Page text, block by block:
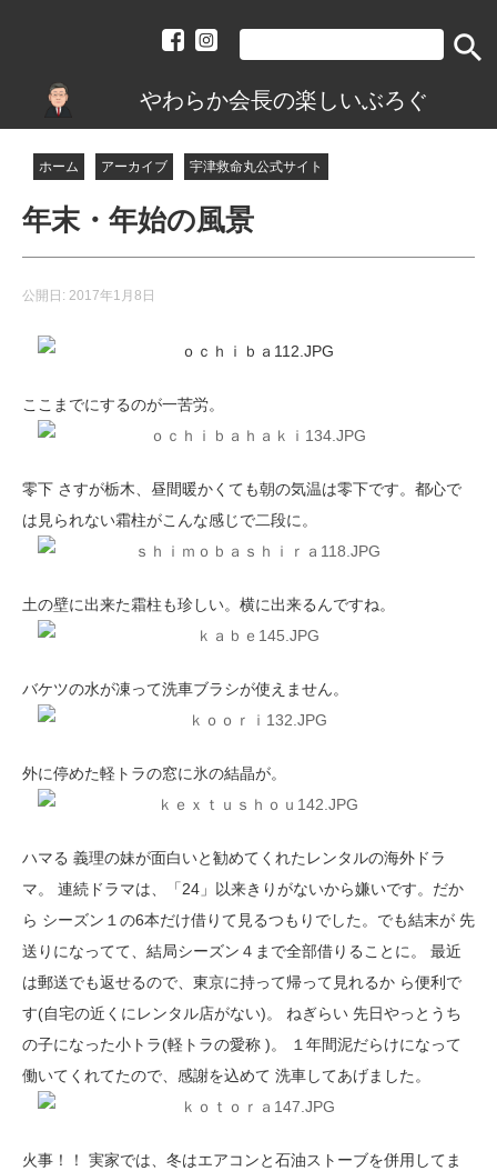
search
やわらか会長の楽しいぶろぐ
ホーム アーカイブ 宇津救命丸公式サイト
年末・年始の風景
公開日: 2017年1月8日
ここまでにするのが一苦労。
零下 さすが栃木、昼間暖かくても朝の気温は零下です。都心で
は見られない霜柱がこんな感じで二段に。
土の壁に出来た霜柱も珍しい。横に出来るんですね。
バケツの水が凍って洗車ブラシが使えません。
外に停めた軽トラの窓に氷の結晶が。
ハマる 義理の妹が面白いと勧めてくれたレンタルの海外ドラ
マ。 連続ドラマは、「24」以来きりがないから嫌いです。だか
ら シーズン１の6本だけ借りて見るつもりでした。でも結末が 先
送りになってて、結局シーズン４まで全部借りることに。 最近
は郵送でも返せるので、東京に持って帰って見れるか ら便利で
す(自宅の近くにレンタル店がない)。 ねぎらい 先日やっとうち
の子になった小トラ(軽トラの愛称 )。 １年間泥だらけになって
働いてくれてたので、感謝を込めて 洗車してあげました。
火事！！ 実家では、冬はエアコンと石油ストーブを併用してま